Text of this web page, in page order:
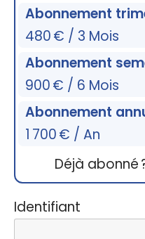
Abonnement
480 € / 3 Mois
Abonnement
900 € / 6 Mois
Abonnement
1 700 € / An
Déjà abonné
Identifiant